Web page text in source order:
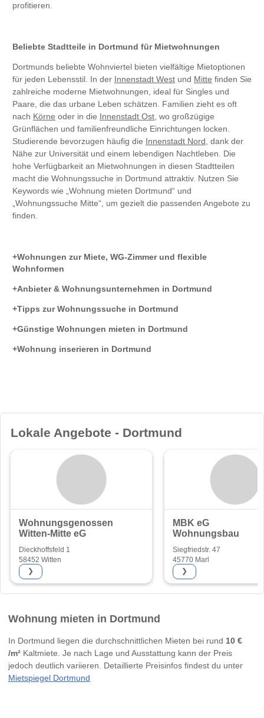
profitieren.
Beliebte Stadtteile in Dortmund für Mietwohnungen
Dortmunds beliebte Wohnviertel bieten vielfältige Mietoptionen
für jeden Lebensstil. In der Innenstadt West und Mitte finden Sie
zahlreiche moderne Mietwohnungen, ideal für Singles und
Paare, die das urbane Leben schätzen. Familien zieht es oft
nach Körne oder in die Innenstadt Ost , wo großzügige
Grünflächen und familienfreundliche Einrichtungen locken.
Studierende bevorzugen häufig die Innenstadt Nord , dank der
Nähe zur Universität und einem lebendigen Nachtleben. Die
hohe Verfügbarkeit an Mietwohnungen in diesen Stadtteilen
macht die Wohnungssuche in Dortmund attraktiv. Nutzen Sie
Keywords wie „Wohnung mieten Dortmund“ und
„Wohnungssuche Mitte“, um gezielt die passenden Angebote zu
finden.
Wohnungen zur Miete, WG-Zimmer und flexible
Wohnformen
Anbieter & Wohnungsunternehmen in Dortmund
Tipps zur Wohnungssuche in Dortmund
Günstige Wohnungen mieten in Dortmund
Wohnung inserieren in Dortmund
Lokale Angebote - Dortmund
Wohnungsgenossenschaft
Witten-Mitte eG
Dieckhoffsfeld 1
58452 Witten
❯
MBK eG
Wohnungsbau
Siegfriedstr. 47
45770 Marl
❯
Wohnung mieten in Dortmund
In Dortmund liegen die durchschnittlichen Mieten bei rund 10 €
/m² Kaltmiete. Je nach Lage und Ausstattung kann der Preis
jedoch deutlich variieren. Detaillierte Preisinfos findest du unter
Mietspiegel Dortmund